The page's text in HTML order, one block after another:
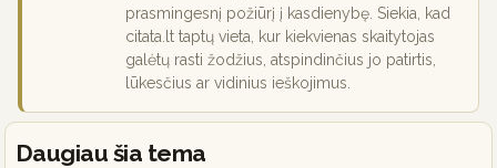
prasmingesnį požiūrį į kasdienybę. Siekia, kad
citata.lt taptų vieta, kur kiekvienas skaitytojas
galėtų rasti žodžius, atspindinčius jo patirtis,
lūkesčius ar vidinius ieškojimus.
Daugiau šia tema